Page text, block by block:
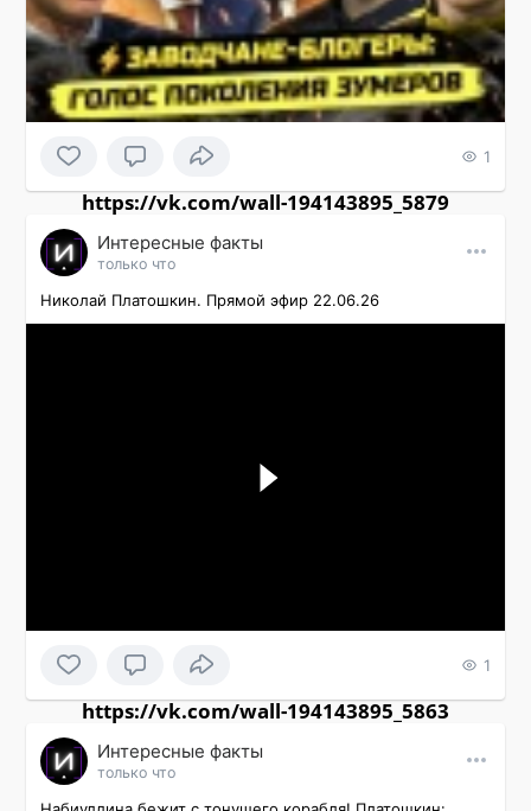
1
https://vk.com/wall-194143895_5879
Интересные факты
только что
Николай Платошкин. Прямой эфир 22.06.26
1
https://vk.com/wall-194143895_5863
Интересные факты
только что